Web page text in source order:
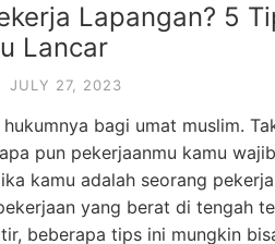
Lapangan? 5
Lancar
JULY 27, 2023
hukumnya bagi umat muslim.
pun pekerjaanmu kamu
kamu adalah seorang
yang berat di tengah
beberapa tips ini mungkin